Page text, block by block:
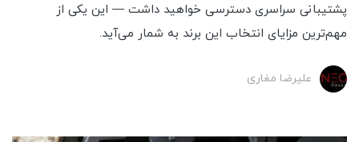
پشتیبانی سراسری دسترسی خواهید داشت — این یکی از
مهم‌ترین مزایای انتخاب این برند به شمار می‌آید.
علیرضا مغاری